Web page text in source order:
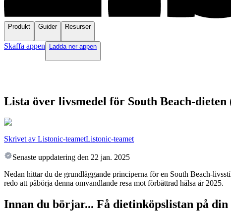
Produkt Guider Resurser
Skaffa appen Ladda ner appen
Lista över livsmedel för South Beach-
Skrivet av Listonic-teametListonic-teamet
Senaste uppdatering den 22 jan. 2025
Nedan hittar du de grundläggande principerna för en South Beach-
redo att påbörja denna omvandlande resa mot förbättrad hälsa år 2025.
Innan du börjar... Få dietinköpslistan på din